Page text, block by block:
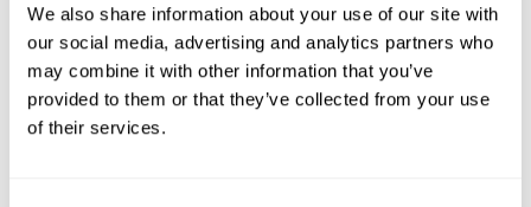
We also share information about your use of our site with
our social media, advertising and analytics partners who
may combine it with other information that you’ve
provided to them or that they’ve collected from your use
of their services.
Zpět na aukční výsledky
Chcete prodat obraz od stejného autora?